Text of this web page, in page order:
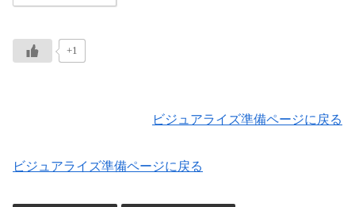
+1
ビジュアライズ準備ページに戻る
ビジュアライズ準備ページに戻る